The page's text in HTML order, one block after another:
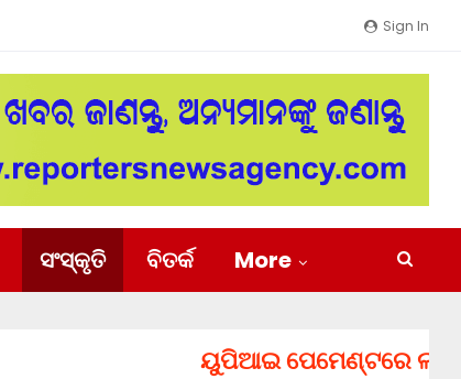
Sign In
ସଂସ୍କୃତି ବିତର୍କ More
ୟୁପିଆଇ ପେମେଣ୍ଟରେ ଲାଗିପାରେ